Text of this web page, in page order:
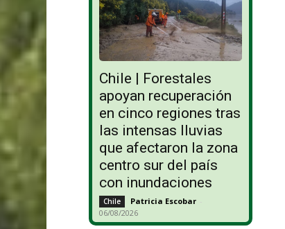
Chile | Forestales
apoyan recuperación
en cinco regiones tras
las intensas lluvias
que afectaron la zona
centro sur del país
con inundaciones
Chile Patricia Escobar -
06/08/2026